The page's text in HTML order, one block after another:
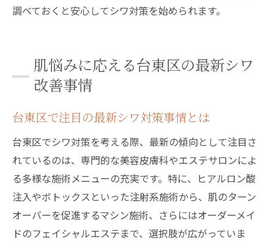
調べておくと安心してシワ対策を始められます。
肌悩みに応える台東区の最新シワ
改善事情
台東区で注目の最新シワ対策事情とは
台東区でシワ対策を考える際、最新の傾向として注目さ
れているのは、専門的な美容皮膚科やエステサロンによ
る多様な施術メニューの充実です。特に、ヒアルロン酸
注入やボトックスといった注射系施術から、肌のターン
オーバーを促進するマシン施術、さらにはオーダーメイ
ドのフェイシャルエステまで、選択肢が広がっていま